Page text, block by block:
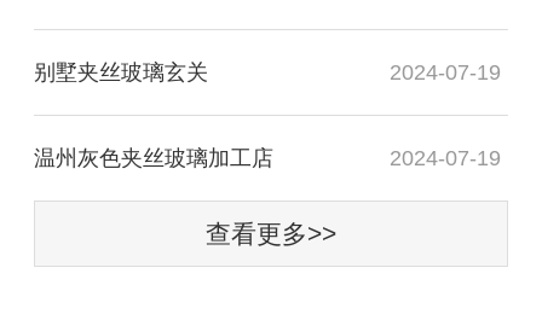
别墅夹丝玻璃玄关 2024-07-19
温州灰色夹丝玻璃加工店 2024-07-19
查看更多>>